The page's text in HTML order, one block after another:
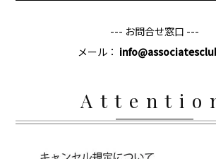
--- お問合せ窓口 ---
メール：